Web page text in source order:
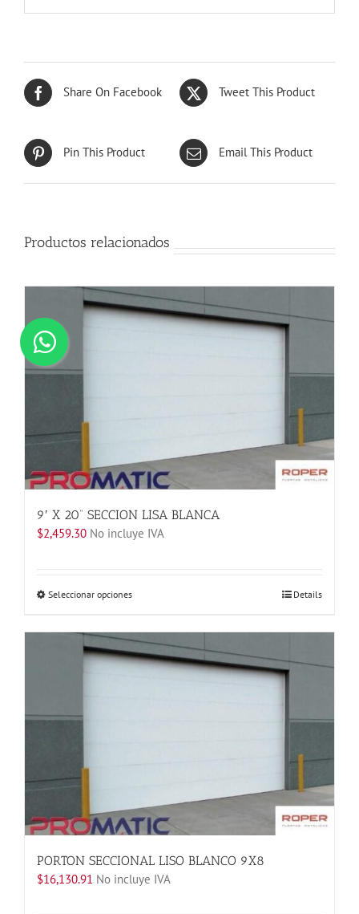
Share On Facebook Tweet This Product
Pin This Product Email This Product
Productos relacionados
9′ X 20” SECCION LISA BLANCA
$2,459.30 No incluye IVA
Seleccionar opcionesEste
tiene
múltiples
variantes.
página
de
Details
PORTON SECCIONAL LISO BLANCO 9X8
$16,130.91 No incluye IVA